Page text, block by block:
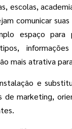
escolas,
comunicar
espaço para
mais atrativa
e
de marketing,